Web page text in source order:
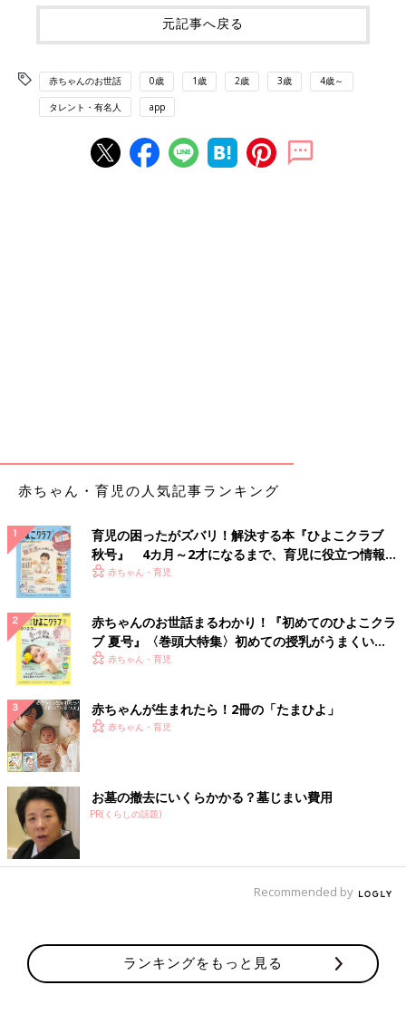
元記事へ戻る
赤ちゃんのお世話 0歳 1歳 2歳 3歳 4歳～
タレント・有名人 app
赤ちゃん・育児の人気記事ランキング
育児の困ったがズバリ！解決する本『ひよこクラブ
秋号』 4カ月～2才になるまで、育児に役立つ情報が
いっぱい！
赤ちゃん・育児
赤ちゃんのお世話まるわかり！『初めてのひよこクラ
ブ 夏号』〈巻頭大特集〉初めての授乳がうまくい
く！ おっぱい・ミルクの基本と夏のトラブル 解決テ
赤ちゃん・育児
赤ちゃんが生まれたら！2冊の「たまひよ」
赤ちゃん・育児
お墓の撤去にいくらかかる？墓じまい費用
PR(くらしの話題)
Recommended by
ランキングをもっと見る